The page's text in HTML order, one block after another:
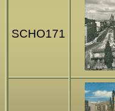
SCHO171